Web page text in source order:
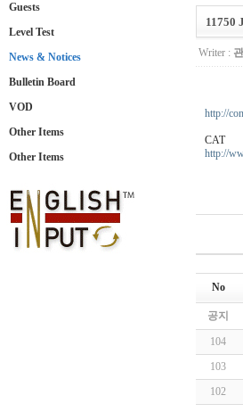
Guests
Level Test
News & Notices
Bulletin Board
VOD
Other Items
Other Items
11750
Writer :
http://
CAT
http://
No
공지
104
103
102